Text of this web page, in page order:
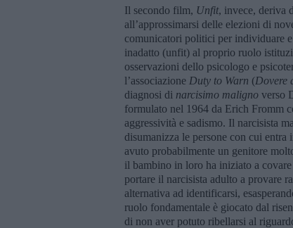
Il secondo film, Unfit, invece, deriva
all’approssimarsi delle elezioni di
comunicatori politici per individuare
inadatto (unfit) al proprio ruolo
osservazioni dello psicologo e
l’associazione Duty to Warn (Dovere
diagnosi di narcisimo maligno verso
formulato nel 1964 da Erich Fromm
aggressività e sadismo. Il narcisista
disumanizza le persone con cui
avuto probabilmente un genitore
il bambino in loro ha iniziato a
portare il narcisista adulto a provare
alternativa ad identificarsi,
ruolo fondamentale è giocato dal
di non aver potuto ribellarsi al